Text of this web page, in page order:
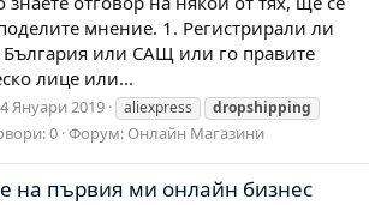
мнение. 1. Регистрирали ли
България или САЩ или го правите
лице или...
Януари 2019 aliexpress
dropshipping
0 Форум: Онлайн Магазини
на първия ми онлайн бизнес